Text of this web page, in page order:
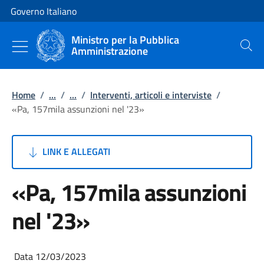
Vai al contenuto
Vai alla navigazione del sito
Governo Italiano
Ministro per la Pubblica
Amministrazione Cerca
Home / ... / ... / Interventi, articoli e interviste /
«Pa, 157mila assunzioni nel '23»
LINK E ALLEGATI
«Pa, 157mila assunzioni
nel '23»
Data 12/03/2023